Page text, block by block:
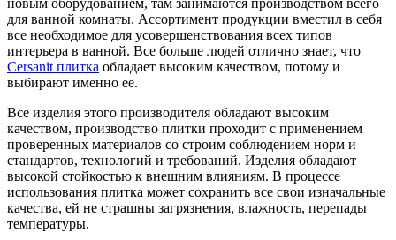
для ванной комнаты. Ассортимент продукции вместил в себя
все необходимое для усовершенствования всех типов
интерьера в ванной. Все больше людей отлично знает, что
Cersanit плитка обладает высоким качеством, потому и
выбирают именно ее.
Все изделия этого производителя обладают высоким
качеством, производство плитки проходит с применением
проверенных материалов со строим соблюдением норм и
стандартов, технологий и требований. Изделия обладают
высокой стойкостью к внешним влияниям. В процессе
использования плитка может сохранить все свои изначальные
качества, ей не страшны загрязнения, влажность, перепады
температуры.